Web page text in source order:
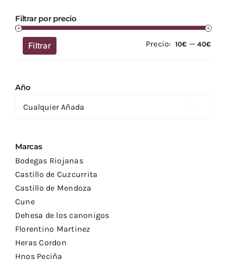
Filtrar por precio
Filtrar Precio: 10€ —40€
Año
Marcas
Bodegas Riojanas
Castillo de Cuzcurrita
Castillo de Mendoza
Cune
Dehesa de los canonigos
Florentino Martinez
Heras Cordon
Hnos Peciña